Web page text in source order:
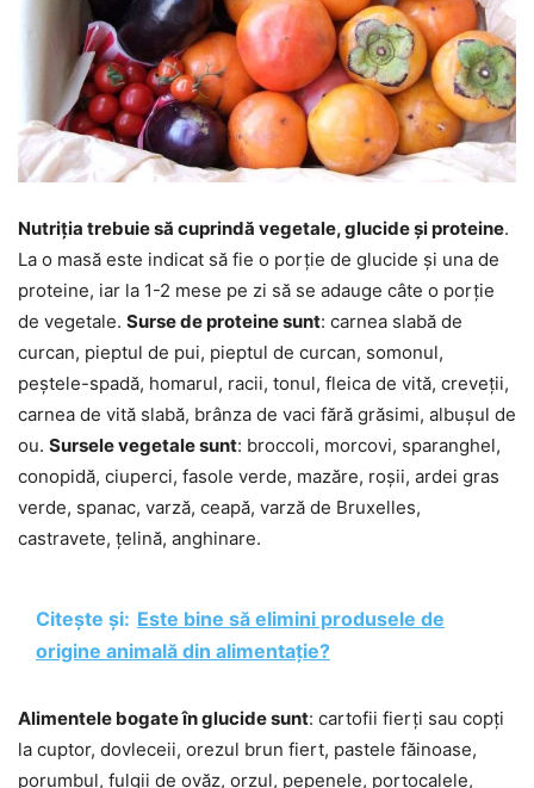
Nutriția trebuie să cuprindă vegetale, glucide și proteine.
La o masă este indicat să fie o porție de glucide și una de
proteine, iar la 1-2 mese pe zi să se adauge câte o porție
de vegetale. Surse de proteine sunt: carnea slabă de
curcan, pieptul de pui, pieptul de curcan, somonul,
peștele-spadă, homarul, racii, tonul, fleica de vită, creveții,
carnea de vită slabă, brânza de vaci fără grăsimi, albușul de
ou. Sursele vegetale sunt: broccoli, morcovi, sparanghel,
conopidă, ciuperci, fasole verde, mazăre, roșii, ardei gras
verde, spanac, varză, ceapă, varză de Bruxelles,
castravete, țelină, anghinare.
Citește și: Este bine să elimini produsele de
origine animală din alimentație?
Alimentele bogate în glucide sunt: cartofii fierți sau copți
la cuptor, dovleceii, orezul brun fiert, pastele făinoase,
porumbul, fulgii de ovăz, orzul, pepenele, portocalele,